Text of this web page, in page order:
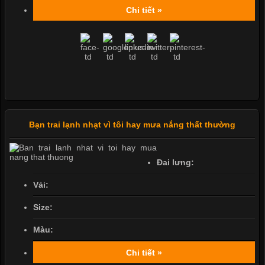
Chi tiết »
Bạn trai lạnh nhạt vì tôi hay mưa nắng thất thường
Đai lưng:
Vải:
Size:
Màu:
Chi tiết »